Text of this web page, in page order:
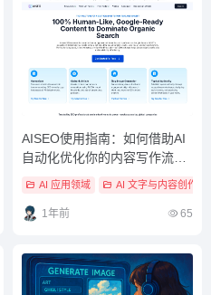
# ai图像生成工具
AISEO使用指南：如何借助AI
自动化优化你的内容写作流
AI 应用领域 AI 文字与内容创作
1年前 65